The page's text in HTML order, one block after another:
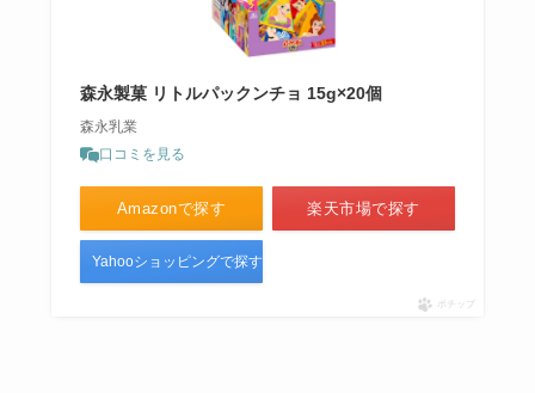
森永製菓 リトルパックンチョ 15g×20個
森永乳業
口コミを見る
Amazonで探す 楽天市場で探す
Yahooショッピングで探す
ポチップ